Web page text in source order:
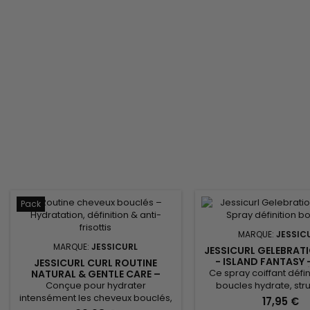
Pack
MARQUE:JESSICURL
JESSICURL CURL ROUTINE
NATURAL & GENTLE CARE –
ROUTINE COMPLÈTE POUR
CHEVEUX BOUCLÉS NATURELS ET
Conçue pour hydrater
intensément les cheveux bouclés,
MARQUE:
JESSICURL
- ISLAND FANTASY
HYDRATANT ET DE
BOUCLES
Ce spray coiffant
boucles hydrate,
ravive les cheveux
17,95 €